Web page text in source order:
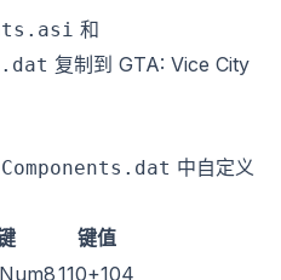
和
复制到 GTA: Vice City
中自定义
键值
110+104